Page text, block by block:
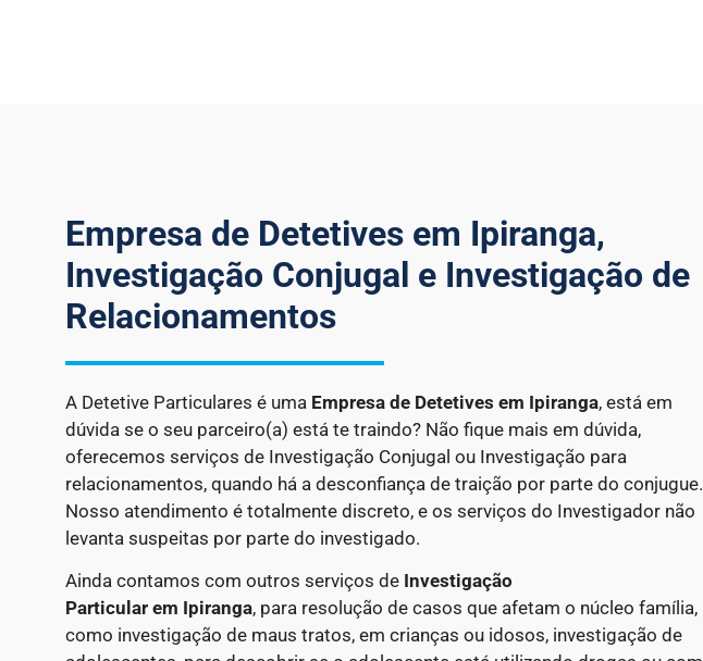
Empresa de Detetives em Ipiranga,
Investigação Conjugal e Investigação de
Relacionamentos
A Detetive Particulares é uma Empresa de Detetives em Ipiranga, está em
dúvida se o seu parceiro(a) está te traindo? Não fique mais em dúvida,
oferecemos serviços de Investigação Conjugal ou Investigação para
relacionamentos, quando há a desconfiança de traição por parte do conjugue.
Nosso atendimento é totalmente discreto, e os serviços do Investigador não
levanta suspeitas por parte do investigado.
Ainda contamos com outros serviços de Investigação
Particular em Ipiranga, para resolução de casos que afetam o núcleo família,
como investigação de maus tratos, em crianças ou idosos, investigação de